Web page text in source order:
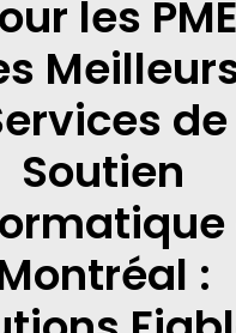
les PME
de
Soutien
: